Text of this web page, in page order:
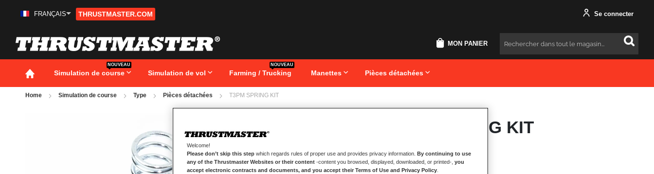
Aller
FRANÇAIS THRUSTMASTER.COM Se connecter
MON PANIER Rechercher
Simulation de course
NOUVEAU
Simulation de vol Farming / Trucking
NOUVEAU
Manettes Pièces détachées
Home Simulation de course Type Pièces détachées T3PM SPRING KIT
Galerie
d’images
T3PM SPRING KIT
EN STOCK
Welcome!
Please don’t skip this step which regards rules of proper use and provides privacy information. By continuing to use
any of the Thrustmaster Websites or their content -content you browsed, displayed, downloaded, or printed-, you
accept electronic contracts and documents, and you accept their Terms of Use and Privacy Policy